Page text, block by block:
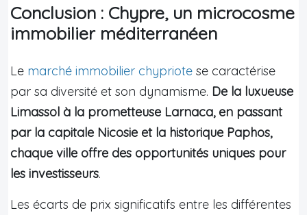
Conclusion : Chypre, un microcosme
immobilier méditerranéen
Le marché immobilier chypriote se caractérise
par sa diversité et son dynamisme. De la luxueuse
Limassol à la prometteuse Larnaca, en passant
par la capitale Nicosie et la historique Paphos,
chaque ville offre des opportunités uniques pour
les investisseurs.
Les écarts de prix significatifs entre les différentes